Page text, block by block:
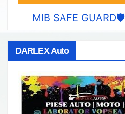
MIB SAFE GUARD🛡️
DARLEX Auto